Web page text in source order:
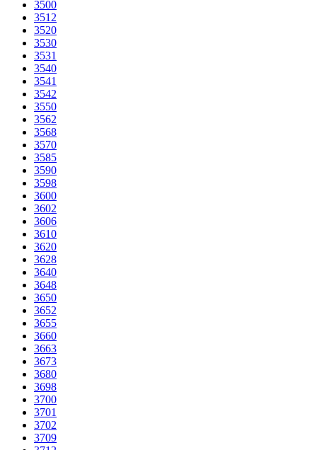
3500
3512
3520
3530
3531
3540
3541
3542
3550
3562
3568
3570
3585
3590
3598
3600
3602
3606
3610
3620
3628
3640
3648
3650
3652
3655
3660
3663
3673
3680
3698
3700
3701
3702
3709